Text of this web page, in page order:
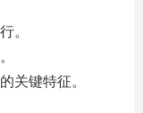
。
关键特征。